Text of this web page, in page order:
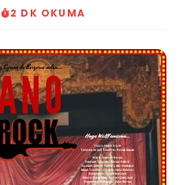
2 DK OKUMA